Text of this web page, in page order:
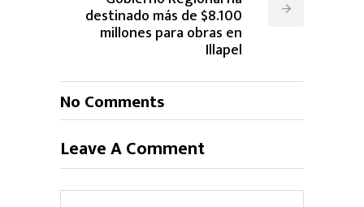
destinado más de $8.100
millones para obras en
Illapel
No Comments
Leave A Comment